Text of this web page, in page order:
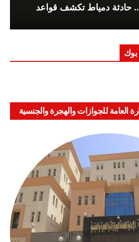
دمياط تكشف قواعد
العامة للجوازات والهجرة والجنسية